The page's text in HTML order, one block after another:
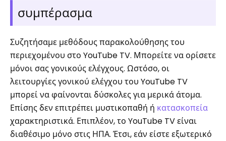
συμπέρασμα
Συζητήσαμε μεθόδους παρακολούθησης του
περιεχομένου στο YouTube TV. Μπορείτε να ορίσετε
μόνοι σας γονικούς ελέγχους. Ωστόσο, οι
λειτουργίες γονικού ελέγχου του YouTube TV
μπορεί να φαίνονται δύσκολες για μερικά άτομα.
Επίσης δεν επιτρέπει μυστικοπαθή ή κατασκοπεία
χαρακτηριστικά. Επιπλέον, το YouTube TV είναι
διαθέσιμο μόνο στις ΗΠΑ. Έτσι, εάν είστε εξωτερικό